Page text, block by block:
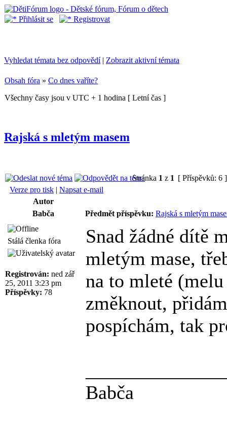
Přihlásit se Registrovat
Vyhledat témata bez odpovědí| Zobrazit aktivní témata
Obsah fóra » Co dnes vaříte?
Všechny časy jsou v UTC + 1 hodina [ Letní čas ]
Rajská s mletým masem
Stránka 1 z 1 [ Příspěvků: 6
Verze pro tisk | Napsat e-mail
Autor
Babča
Předmět příspěvku: Rajská s mletým
Stálá členka fóra
Registrován: ned zář
25, 2011 3:23 pm
Příspěvky: 78
Snad žádné dítě
mletým mase,
na to mleté
změknout,
pospíchám, tak
Babča